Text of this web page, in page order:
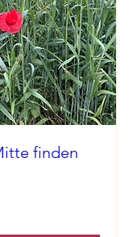
finden